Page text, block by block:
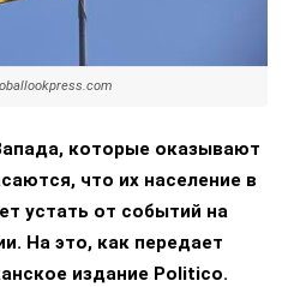
которые оказывают
что их население в
устать от событий на
На это, как передает
издание Politico.